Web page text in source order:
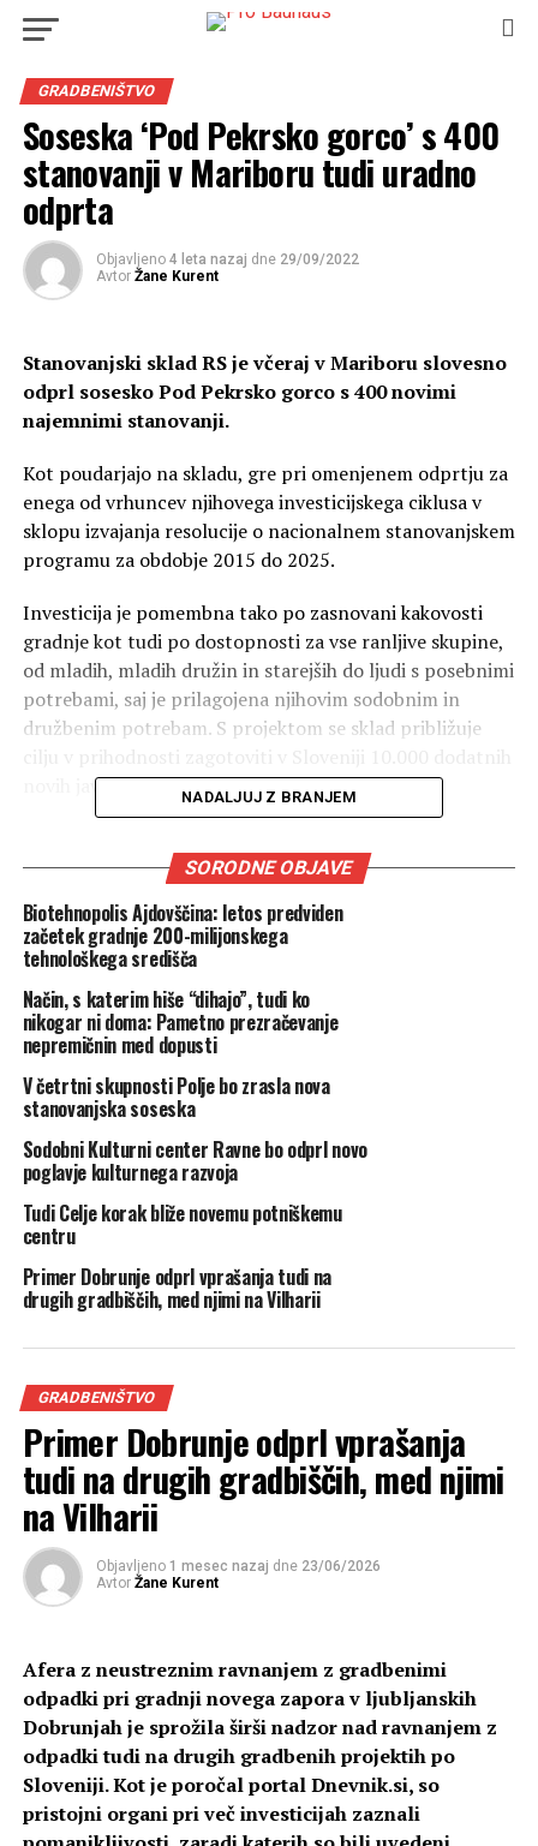
GRADBENIŠTVO
Soseska ‘Pod Pekrsko gorco’ s 400
stanovanji v Mariboru tudi uradno
odprta
Objavljeno 4 leta nazaj dne 29/09/2022
Avtor Žane Kurent
Stanovanjski sklad RS je včeraj v Mariboru slovesno
odprl sosesko Pod Pekrsko gorco s 400 novimi
najemnimi stanovanji.
Kot poudarjajo na skladu, gre pri omenjenem odprtju za
enega od vrhuncev njihovega investicijskega ciklusa v
sklopu izvajanja resolucije o nacionalnem stanovanjskem
programu za obdobje 2015 do 2025.
Investicija je pomembna tako po zasnovani kakovosti
gradnje kot tudi po dostopnosti za vse ranljive skupine,
od mladih, mladih družin in starejših do ljudi s posebnimi
potrebami, saj je prilagojena njihovim sodobnim in
družbenim potrebam. S projektom se sklad približuje
novih javnih najemnih stanovanj, so sporočili.
Stanovanja bodo neprofitna
V njej se nahajajo stanovanja v velikosti od 35 do 85
kvadratnih metrov, med 400 stanovanji je tudi 60
oskrbovanih stanovanj za starejše in prostori za
družbene aktivnosti. Cena najema bo, po besedah
direktorja Stanovanjskega sklada RS
dobrih 5 evrov na kvadratni meter, kar je v povprečju
okoli 300 evrov na enoto.
V Mariboru načrtujejo tudi gradnjo novih stanovanj v
mestni četrti Pobrežje. Soseska Novo Pobrežje z okoli
450 stanovanji na Ulici Veljka Vlahoviča je trenutno v
postopku priprave občinskega podrobnega prostorskega
načrta, dejanska gradnja stanovanj pa se bo predvidoma
začela v letu 2025.
SOSESKA POD PEKRSKO GORCO
STANOVANJSKI SKLAD RS
NASLEDNJA OBJAVA
UG Maribor predstavlja: Prepoznavne podobe Maribora v
zadnjih 100 letih
NE PREZRITE
Jesenski ZERO EMISSION® dnevi LUMAR￼
NADALJUJ Z BRANJEM
SORODNE OBJAVE
Biotehnopolis Ajdovščina: letos predviden
začetek gradnje 200-milijonskega
tehnološkega središča
Način, s katerim hiše “dihajo”, tudi ko
nikogar ni doma: Pametno prezračevanje
nepremičnin med dopusti
V četrtni skupnosti Polje bo zrasla nova
stanovanjska soseska
Sodobni Kulturni center Ravne bo odprl novo
poglavje kulturnega razvoja
Tudi Celje korak bliže novemu potniškemu
centru
Primer Dobrunje odprl vprašanja tudi na
drugih gradbiščih, med njimi na Vilharii
GRADBENIŠTVO
Primer Dobrunje odprl vprašanja
tudi na drugih gradbiščih, med njimi
na Vilharii
Objavljeno 1 mesec nazaj dne 23/06/2026
Avtor Žane Kurent
Afera z neustreznim ravnanjem z gradbenimi
odpadki pri gradnji novega zapora v ljubljanskih
Dobrunjah je sprožila širši nadzor nad ravnanjem z
odpadki tudi na drugih gradbenih projektih po
Sloveniji. Kot je poročal portal Dnevnik.si, so
pristojni organi pri več investicijah zaznali